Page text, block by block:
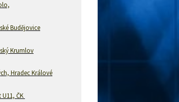
Budějovice
Krumlov
Hradec Králové
ČK